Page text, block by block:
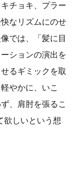
チョキ、プラー
なリズムにのせ
では、「髪に目
ションの演出を
るギミックを取
やかに、いこ
、肩肘を張るこ
欲しいという想